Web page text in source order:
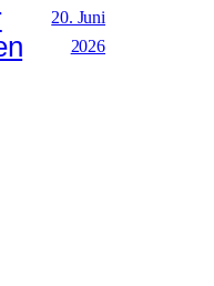
20. Juni
2026